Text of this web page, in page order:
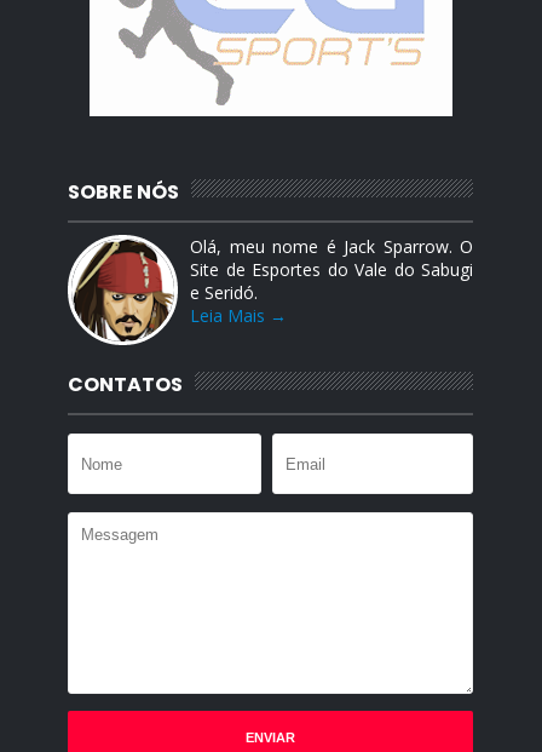
SOBRE NÓS
Olá, meu nome é Jack Sparrow. O
Site de Esportes do Vale do Sabugi
e Seridó.
Leia Mais →
CONTATOS